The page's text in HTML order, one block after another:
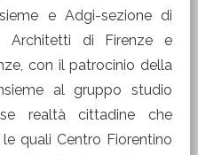
e Adgi-sezione di
Architetti di Firenze e
con il patrocinio della
al gruppo studio
realtà cittadine che
quali Centro Fiorentino